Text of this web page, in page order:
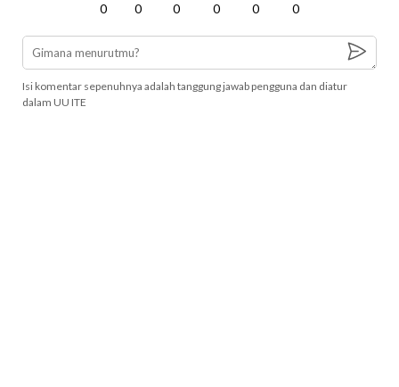
0 0 0 0 0 0
Isi komentar sepenuhnya adalah tanggung jawab pengguna dan diatur
dalam UU ITE